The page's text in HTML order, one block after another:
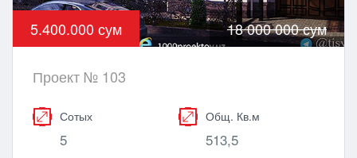
5.400.000 сум 18 000 000 сум
Проект № 103
Сотых
5
Общ. Кв.м
513,5